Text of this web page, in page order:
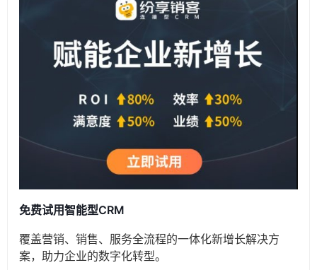
免费试用智能型CRM
覆盖营销、销售、服务全流程的一体化新增长解决方
案，助力企业的数字化转型。